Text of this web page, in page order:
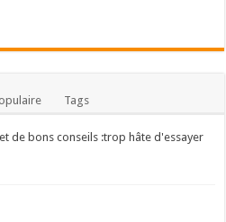
Tags
de bons conseils :trop hâte d'essayer